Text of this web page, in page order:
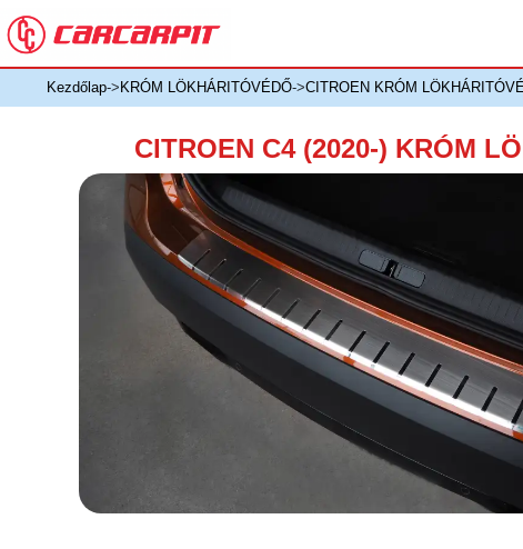
Kezdőlap-> KRÓM LÖKHÁRITÓVÉDŐ->CITROEN KRÓM
CITROEN C4 (2020-) KRÓM